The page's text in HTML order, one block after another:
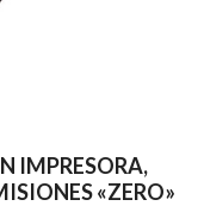
IMPRESORA,
«ZERO»